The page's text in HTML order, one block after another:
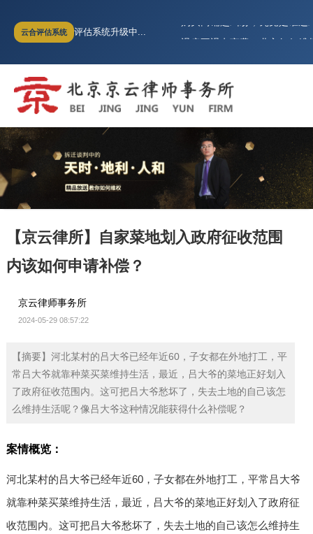
云合评估系统 评估系统升级中...
退房不退电商费，业主如何维
超过诉讼时效，买房人能否要
全面胜诉!房山世界名园逾期
购买商铺起纠纷，究竟是谁违
退房不退电商费，业主如何维
（商品房虚假宣传）商品房销
超过诉讼时效，买房人能否
【京云律所】自家菜地划入政府征收范围
内该如何申请补偿？
京云律师事务所
2024-05-29 08:57:22
【摘要】河北某村的吕大爷已经年近60，子女都在外地打工，平
常吕大爷就靠种菜买菜维持生活，最近，吕大爷的菜地正好划入
了政府征收范围内。这可把吕大爷愁坏了，失去土地的自己该怎
么维持生活呢？像吕大爷这种情况能获得什么补偿呢？
案情概览：
河北某村的吕大爷已经年近60，子女都在外地打工，平常吕大爷
就靠种菜买菜维持生活，最近，吕大爷的菜地正好划入了政府征
收范围内。这可把吕大爷愁坏了，失去土地的自己该怎么维持生